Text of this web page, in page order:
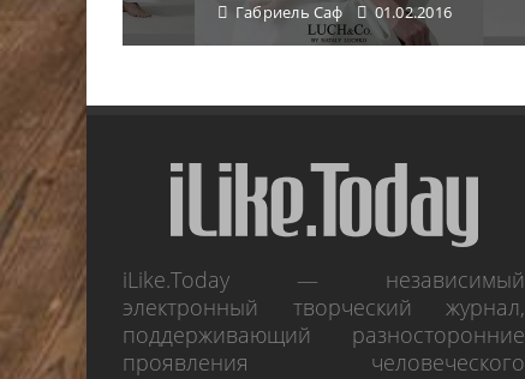
Габриель Саф 01.02.2016
iLike.Today — независимый
электронный творческий журнал,
поддерживающий разносторонние
проявления человеческого